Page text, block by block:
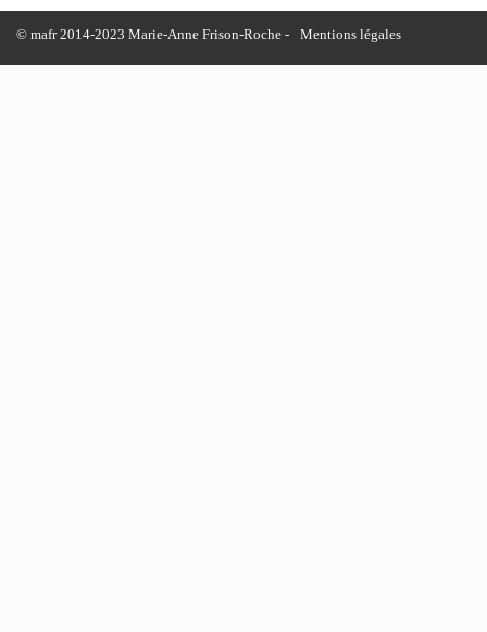
© mafr 2014-2023 Marie-Anne Frison-Roche - Mentions légales